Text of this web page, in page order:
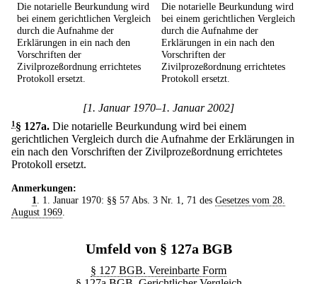
Die notarielle Beurkundung wird
bei einem gerichtlichen Vergleich
durch die Aufnahme der
Erklärungen in ein nach den
Vorschriften der
Zivilprozeßordnung errichtetes
Protokoll ersetzt.
Die notarielle Beurkundung wird
bei einem gerichtlichen Vergleich
durch die Aufnahme der
Erklärungen in ein nach den
Vorschriften der
Zivilprozeßordnung errichtetes
Protokoll ersetzt.
[1. Januar 1970–1. Januar 2002]
1§ 127a. Die notarielle Beurkundung wird bei einem
gerichtlichen Vergleich durch die Aufnahme der Erklärungen in
ein nach den Vorschriften der Zivilprozeßordnung errichtetes
Protokoll ersetzt.
Anmerkungen:
1. 1. Januar 1970: §§ 57 Abs. 3 Nr. 1, 71 des Gesetzes vom 28.
August 1969.
Umfeld von § 127a BGB
§ 127 BGB. Vereinbarte Form